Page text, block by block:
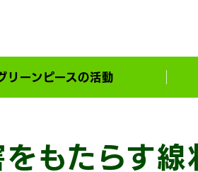
リーンピースの活動
もたらす線